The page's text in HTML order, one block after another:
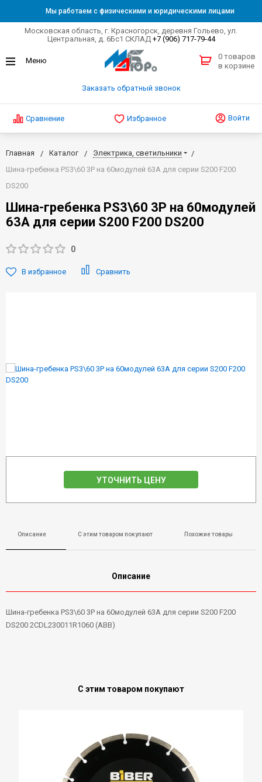
Мы работаем с физическими и юридическими лицами
Московская область, г. Красногорск, деревня Гольево, ул.
Центральная, д. 6Бс1 СКЛАД +7 (906) 717-79-44
Заказать обратный звонок
0 товаров
в корзине
Сравнение Избранное Войти
Главная Каталог
Электрика, светильники
Шина-гребенка PS3\60 3P на 60модулей 63А для серии S200 F200
DS200
Шина-гребенка PS3\60 3P на 60модулей
63А для серии S200 F200 DS200
0
В избранное Сравнить
УТОЧНИТЬ ЦЕНУ
Описание С этим товаром покупают Похожие товары
Описание
Шина-гребенка PS3\60 3P на 60модулей 63А для серии S200 F200
DS200 2CDL230011R1060 (ABB)
С этим товаром покупают